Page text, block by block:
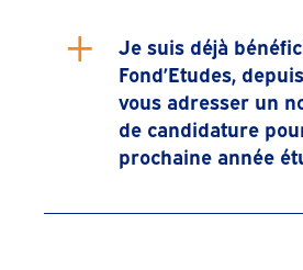
+
Je suis déjà
Fond’Etudes,
vous adresser un
de candidature
prochaine année